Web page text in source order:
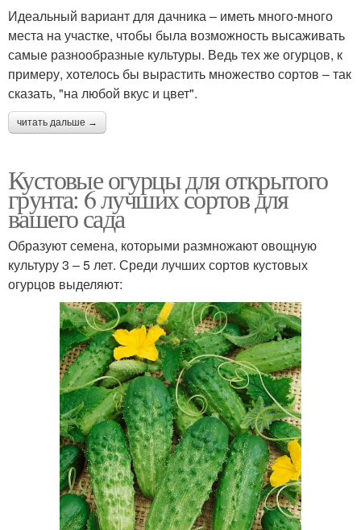
Идеальный вариант для дачника – иметь много-много
места на участке, чтобы была возможность высаживать
самые разнообразные культуры. Ведь тех же огурцов, к
примеру, хотелось бы вырастить множество сортов – так
сказать, "на любой вкус и цвет".
читать дальше →
Кустовые огурцы для открытого
грунта: 6 лучших сортов для
вашего сада
Образуют семена, которыми размножают овощную
культуру 3 – 5 лет. Среди лучших сортов кустовых
огурцов выделяют: